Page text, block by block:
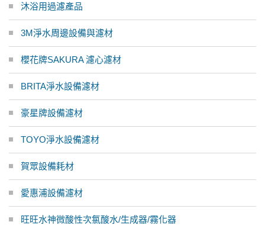
沐浴用過濾產品
3M淨水周邊設備與濾材
櫻花牌SAKURA 濾心濾材
BRITA淨水設備濾材
豪星牌設備濾材
TOYO淨水設備濾材
賀眾設備耗材
愛惠浦設備濾材
旺旺水神微酸性次氯酸水/生成器/霧化器